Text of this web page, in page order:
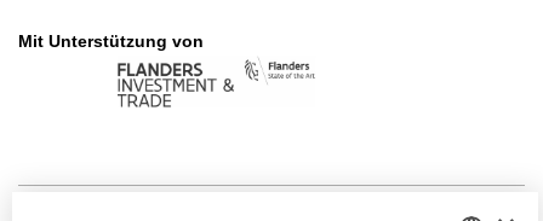
Mit Unterstützung von